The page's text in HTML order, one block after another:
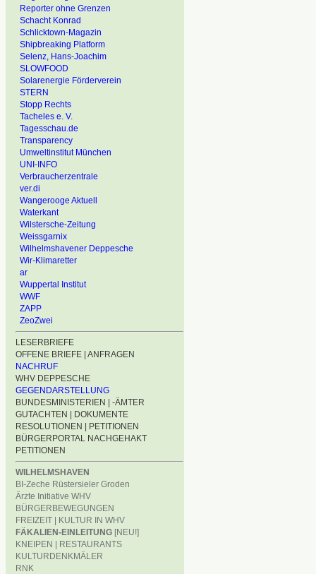
Reporter ohne Grenzen
Schacht Konrad
Schlicktown-Magazin
Shipbreaking Platform
Selenz, Hans-Joachim
SLOWFOOD
Solarenergie Förderverein
STERN
Stopp Rechts
Tacheles e. V.
Tagesschau.de
Transparency
Umweltinstitut München
UNI-INFO
Verbraucherzentrale
ver.di
Wangerooge Aktuell
Waterkant
Wilstersche-Zeitung
Weissgarnix
Wilhelmshavener Deppesche
Wir-Klimaretter
ar
Wuppertal Institut
WWF
ZAPP
ZeoZwei
LESERBRIEFE
OFFENE BRIEFE | ANFRAGEN
NACHRUF
WHV DEPPESCHE
GEGENDARSTELLUNG
BUNDESMINISTERIEN | -ÄMTER
GUTACHTEN | DOKUMENTE
RESOLUTIONEN | PETITIONEN
BÜRGERPORTAL NACHGEHAKT
PETITIONEN
WILHELMSHAVEN
BI-Zeche Rüstersieler Groden
Ärzte Initiative WHV
BÜRGERBEWEGUNGEN
FREIZEIT | KULTUR IN WHV
FÄKALIEN-EINLEITUNG [NEU!]
KNEIPEN | RESTAURANTS
KULTURDENKMÄLER
RNK